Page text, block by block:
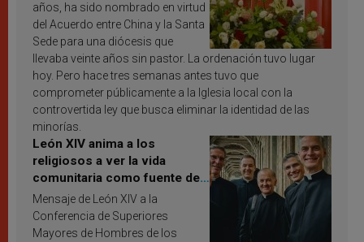
años, ha sido nombrado en virtud
del Acuerdo entre China y la Santa
Sede para una diócesis que
llevaba veinte años sin pastor. La ordenación tuvo lugar
hoy. Pero hace tres semanas antes tuvo que
comprometer públicamente a la Iglesia local con la
controvertida ley que busca eliminar la identidad de las
minorías.
León XIV anima a los
religiosos a ver la vida
comunitaria como fuente de
inspiración y santificación
Mensaje de León XIV a la
Conferencia de Superiores
Mayores de Hombres de los